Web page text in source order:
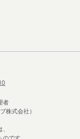
者
株式会社）